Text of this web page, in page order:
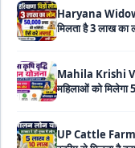
Mahila Krishi
UP Cattle